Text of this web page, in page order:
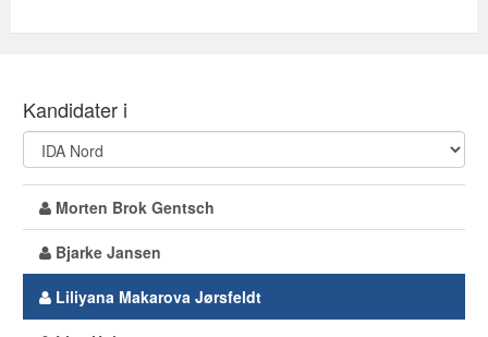
Kandidater i
Morten Brok Gentsch
Bjarke Jansen
Liliyana Makarova Jørsfeldt